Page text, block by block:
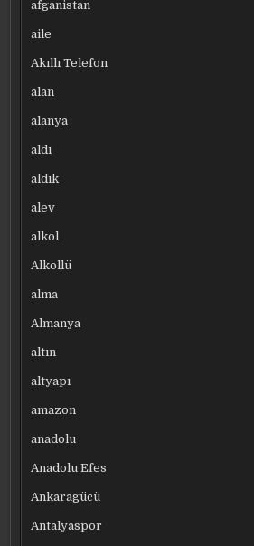
afganistan
aile
Akıllı Telefon
alan
alanya
aldı
aldık
alev
alkol
Alkollü
alma
Almanya
altın
altyapı
amazon
anadolu
Anadolu Efes
Ankaragücü
Antalyaspor